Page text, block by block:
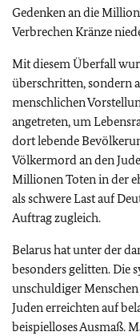
Gedenken an die
Verbrechen Kränze
Mit diesem Überfall
überschritten, sondern
menschlichen
angetreten, um
dort lebende
Völkermord an den
Millionen Toten in der
als schwere Last auf
Auftrag zugleich.
Belarus hat unter der
besonders gelitten. Die
unschuldiger
Juden erreichten auf
beispielloses Ausmaß.